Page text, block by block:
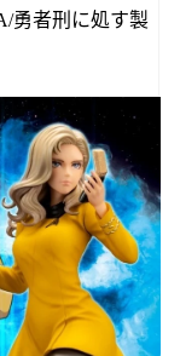
勇者刑に処す製